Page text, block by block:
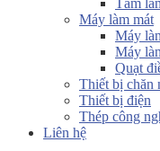
Tấm
Máy làm mát
Máy
Máy
Quạt
Thiết bị chăn
Thiết bị điện
Thép công
Liên hệ